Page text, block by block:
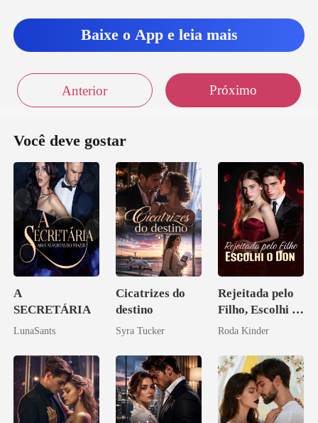
Baixe o App e leia mais
Anterior Próximo
Você deve gostar
A
SECRETÁRIA
LunaSants
Cicatrizes do
destino
Syra Tucker
Rejeitada pelo
Filho, Escolhi o
Don
Roda Kinder